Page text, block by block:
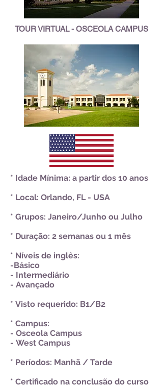
TOUR VIRTUAL - OSCEOLA CAMPUS
* Idade Mínima: a partir dos 10 anos
* Local: Orlando, FL - USA
* Grupos: Janeiro/Junho ou Julho
* Duração: 2 semanas ou 1 mês
* Níveis de inglês:
-Básico
- Intermediário
- Avançado
* Visto requerido: B1/B2
* Campus:
- Osceola Campus
- West Campus
* Períodos: Manhã / Tarde
* Certificado na conclusão do curso